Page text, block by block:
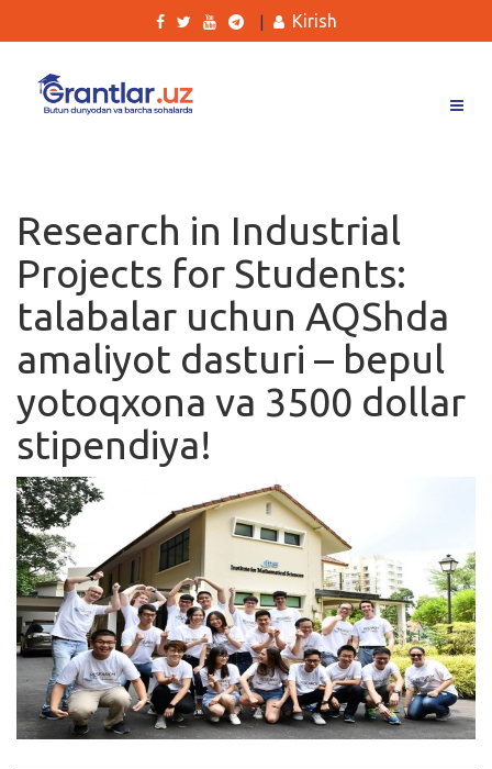
Ishlar
Kurslar
Blog
Yana
Qidirish
Kirish
Kirish
Research in Industrial
Projects for Students:
talabalar uchun AQShda
amaliyot dasturi – bepul
yotoqxona va 3500 dollar
stipendiya!